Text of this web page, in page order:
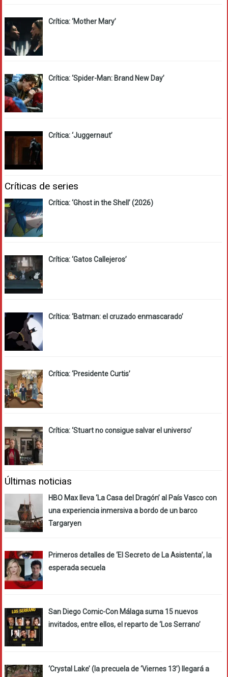
Crítica: ‘Mother Mary’
Crítica: ‘Spider-Man: Brand New Day’
Crítica: ‘Juggernaut’
Críticas de series
Crítica: ‘Ghost in the Shell’ (2026)
Crítica: ‘Gatos Callejeros’
Crítica: ‘Batman: el cruzado enmascarado’
Crítica: ‘Presidente Curtis’
Crítica: ‘Stuart no consigue salvar el universo’
Últimas noticias
HBO Max lleva ‘La Casa del Dragón’ al País Vasco con
una experiencia inmersiva a bordo de un barco
Targaryen
Primeros detalles de ‘El Secreto de La Asistenta’, la
esperada secuela
San Diego Comic-Con Málaga suma 15 nuevos
invitados, entre ellos, el reparto de ‘Los Serrano’
‘Crystal Lake’ (la precuela de ‘Viernes 13’) llegará a